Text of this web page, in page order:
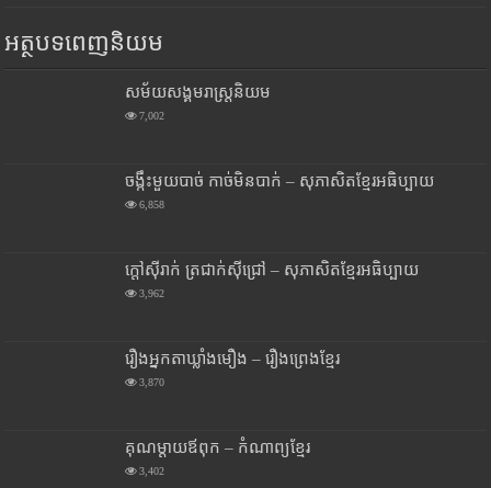
អត្ថបទពេញនិយម
សម័យសង្គមរាស្រ្តនិយម
7,002
ចង្កឹះមួយបាច់ កាច់មិនបាក់ – សុភាសិតខ្មែរអធិប្បាយ
6,858
ក្តៅស៊ីរាក់ ត្រជាក់ស៊ីជ្រៅ – សុភាសិតខ្មែរអធិប្បាយ
3,962
រឿងអ្នកតាឃ្លាំងមឿង – រឿងព្រេងខ្មែរ
3,870
គុណម្តាយឪពុក – កំណាព្យខ្មែរ
3,402